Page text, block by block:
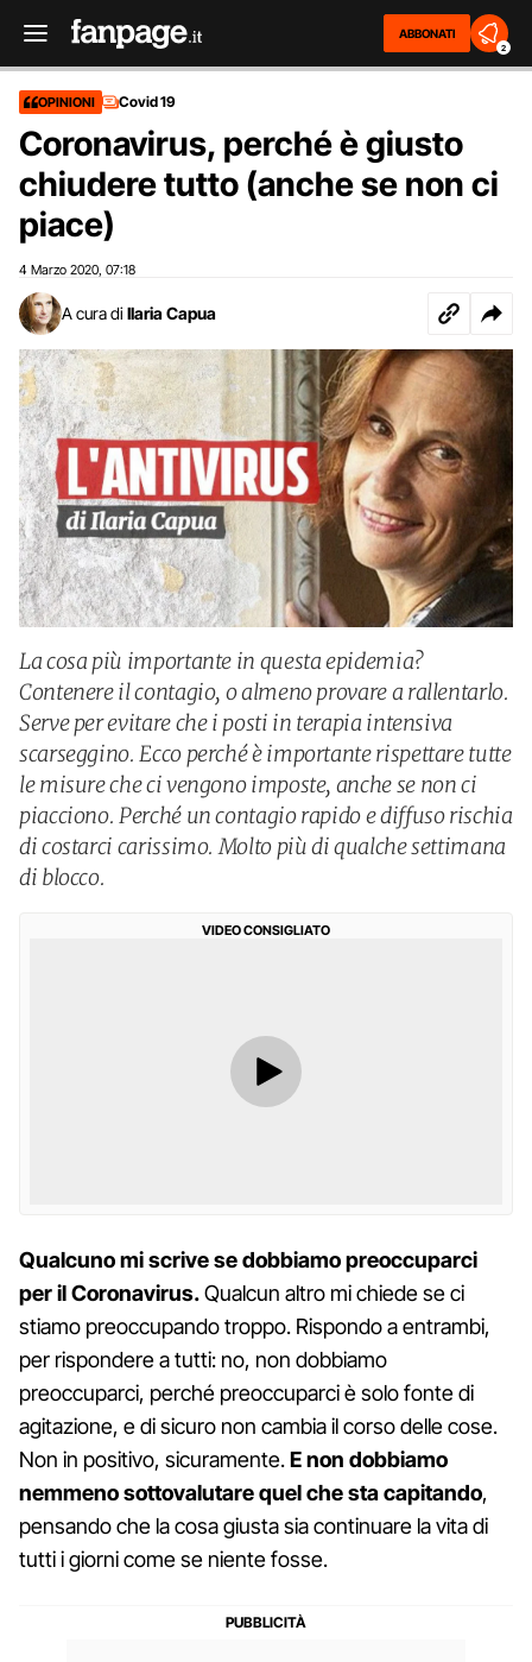
ABBONATI
2
OPINIONI Covid 19
Coronavirus, perché è giusto
chiudere tutto (anche se non ci
piace)
4 Marzo 2020 07:18
A cura di Ilaria Capua
La cosa più importante in questa epidemia?
Contenere il contagio, o almeno provare a rallentarlo.
Serve per evitare che i posti in terapia intensiva
scarseggino. Ecco perché è importante rispettare tutte
le misure che ci vengono imposte, anche se non ci
piacciono. Perché un contagio rapido e diffuso rischia
di costarci carissimo. Molto più di qualche settimana
di blocco.
VIDEO CONSIGLIATO
Qualcuno mi scrive se dobbiamo preoccuparci
per il Coronavirus.Qualcun altro mi chiede se ci
stiamo preoccupando troppo. Rispondo a entrambi,
per rispondere a tutti: no, non dobbiamo
preoccuparci, perché preoccuparci è solo fonte di
agitazione, e di sicuro non cambia il corso delle cose.
Non in positivo, sicuramente.E non dobbiamo
nemmeno sottovalutare quel che sta capitando,
pensando che la cosa giusta sia continuare la vita di
tutti i giorni come se niente fosse.